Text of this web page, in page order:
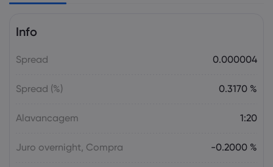
October Inflation Data Release
US-EU Relations: Russia Sanctions Unite
Info
Spread 0.000004
Spread (%) 0.3170 %
Alavancagem 1:20
Juro overnight, Compra -0.2000 %